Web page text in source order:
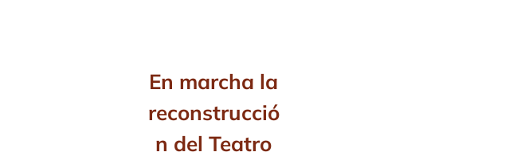
En marcha la
reconstrucció
n del Teatro